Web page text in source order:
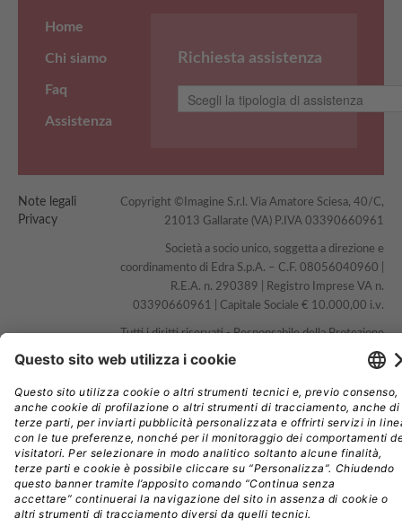
Home
Chi siamo
Faq
Assistenza
Richiesta assistenza
Note legali
Privacy
Copyright ©Imagine S.r.l. Via Amatore Sciesa, 40/C,
21013 Gallarate (VA) P.IVA 03390660961
Società a socio unico, soggetta a direzione e
coordinamento di Edra S.p.A. – C.F. 08056040960 |
R.E.A. n. 290389 | Registro Imprese VA n.
03390660961 | Capitale Sociale € 10.000,00 i.v.
Tutti i diritti riservati - Responsabile della Protezione
dpo@edraspa.it